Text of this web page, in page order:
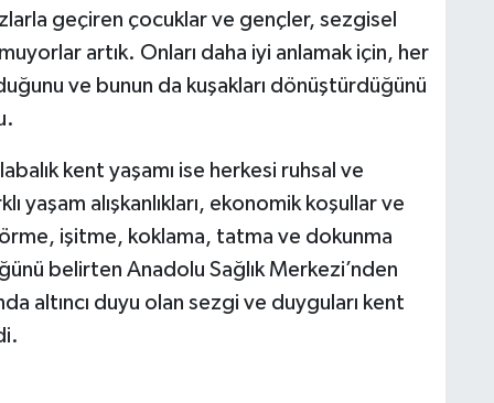
geçiren çocuklar ve gençler, sezgisel
artık. Onları daha iyi anlamak için, her
ve bunun da kuşakları dönüştürdüğünü
kent yaşamı ise herkesi ruhsal ve
yaşam alışkanlıkları, ekonomik koşullar ve
işitme, koklama, tatma ve dokunma
belirten Anadolu Sağlık Merkezi’nden
altıncı duyu olan sezgi ve duyguları kent